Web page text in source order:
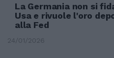
La Germania non si
Usa e rivuole l'oro
alla Fed
24/01/2026